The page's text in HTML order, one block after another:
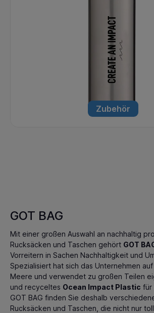
Zubehör
GOT BAG
Mit einer großen Auswahl an nachhaltig
Rucksäcken und Taschen gehört GOT
Vorreitern in Sachen Nachhaltigkeit und
Spezialisiert hat sich das Unternehmen
Meere und verwendet zu großen Teilen
und recyceltes Ocean Impact Plastic für
GOT BAG finden Sie deshalb
Rucksäcken und Taschen, die nicht nur